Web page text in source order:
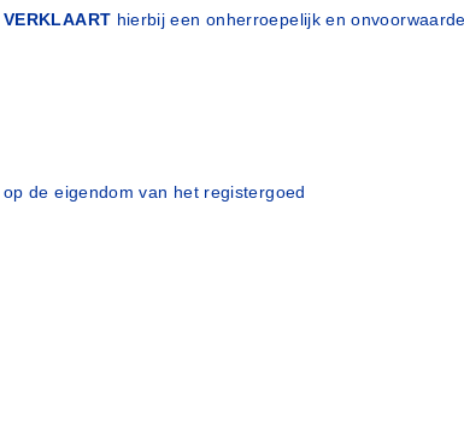
VERKLAART hierbij een onherroepelijk en
op de eigendom van het registergoed